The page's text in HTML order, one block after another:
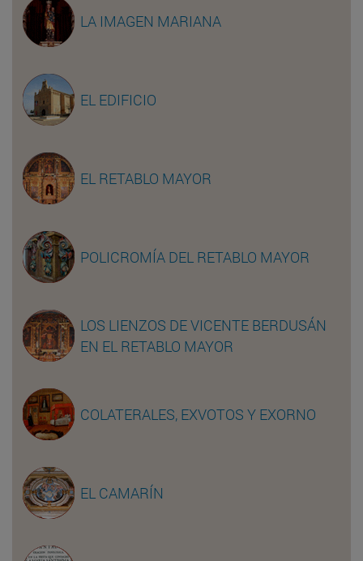
LA IMAGEN MARIANA
EL EDIFICIO
EL RETABLO MAYOR
POLICROMÍA DEL RETABLO MAYOR
LOS LIENZOS DE VICENTE BERDUSÁN
EN EL RETABLO MAYOR
COLATERALES, EXVOTOS Y EXORNO
EL CAMARÍN